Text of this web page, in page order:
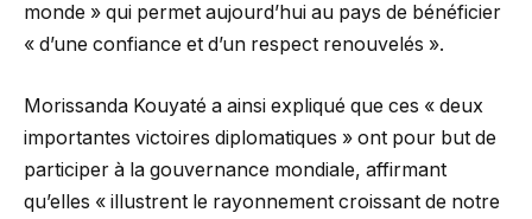
monde » qui permet aujourd’hui au pays de bénéficier
« d’une confiance et d’un respect renouvelés ».
Morissanda Kouyaté a ainsi expliqué que ces « deux
importantes victoires diplomatiques » ont pour but de
participer à la gouvernance mondiale, affirmant
qu’elles « illustrent le rayonnement croissant de notre